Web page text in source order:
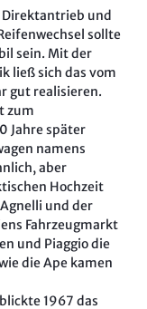
Direktantrieb und
sollte
sein. Mit der
ließ sich das vom
gut realisieren.
zum
Jahre später
namens
aber
Hochzeit
und der
Fahrzeugmarkt
und Piaggio die
die Ape kamen
1967 das